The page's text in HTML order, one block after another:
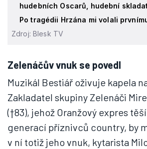
hudebních Oscarů, hudební
Po tragédii Hrzána mi volali
Zdroj: Blesk TV
Zelenáčův vnuk se povedl
Muzikál Bestiář oživuje kapela
Zakladatel skupiny Zelenáči
(†83), jehož Oranžový expres
generací příznivců country, by
v ní totiž jeho vnuk, kytarista